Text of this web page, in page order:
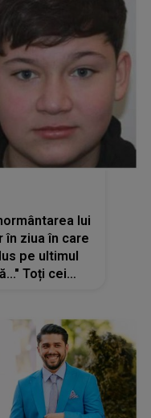
lui
în ziua în care
pe ultimul
Toți cei